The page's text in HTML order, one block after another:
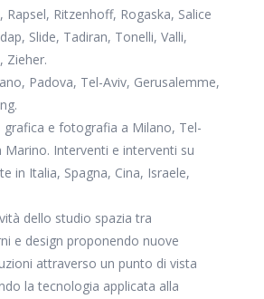
Rapsel, Ritzenhoff, Rogaska, Salice
Slide, Tadiran, Tonelli, Valli,
Zieher.
Padova, Tel-Aviv, Gerusalemme,
grafica e fotografia a Milano, Tel-
Marino. Interventi e interventi su
in Italia, Spagna, Cina, Israele,
dello studio spazia tra
e design proponendo nuove
attraverso un punto di vista
la tecnologia applicata alla